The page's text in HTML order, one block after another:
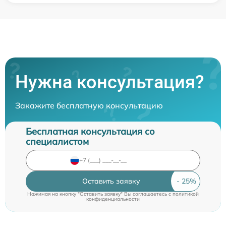
Нужна консультация?
Закажите бесплатную консультацию
Бесплатная консультация со
специалистом
Оставить заявку
Нажимая на кнопку "Оставить заявку" Вы соглашаетесь cполитикой
конфиденциальности